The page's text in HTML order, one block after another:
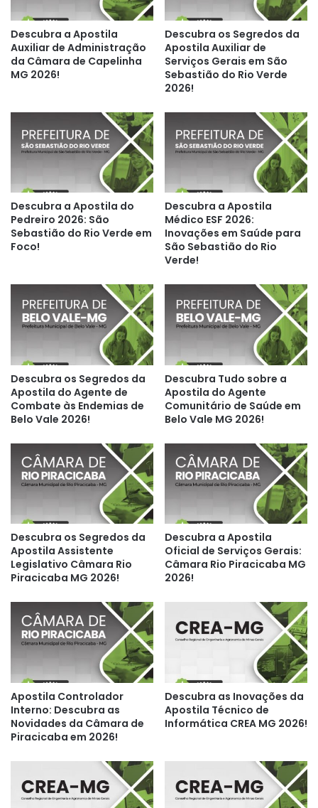
Descubra a Apostila
Auxiliar de Administração
da Câmara de Capelinha
MG 2026!
Descubra os Segredos da
Apostila Auxiliar de
Serviços Gerais em São
Sebastião do Rio Verde
2026!
Descubra a Apostila do
Pedreiro 2026: São
Sebastião do Rio Verde em
Foco!
Descubra a Apostila
Médico ESF 2026:
Inovações em Saúde para
São Sebastião do Rio
Verde!
Descubra os Segredos da
Apostila do Agente de
Combate às Endemias de
Belo Vale 2026!
Descubra Tudo sobre a
Apostila do Agente
Comunitário de Saúde em
Belo Vale MG 2026!
Descubra os Segredos da
Apostila Assistente
Legislativo Câmara Rio
Piracicaba MG 2026!
Descubra a Apostila
Oficial de Serviços Gerais:
Câmara Rio Piracicaba MG
2026!
Apostila Controlador
Interno: Descubra as
Novidades da Câmara de
Piracicaba em 2026!
Descubra as Inovações da
Apostila Técnico de
Informática CREA MG 2026!